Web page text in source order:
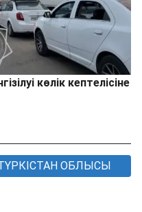
көлік кептелісіне
ОБЛЫСЫ